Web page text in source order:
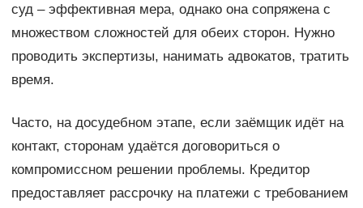
суд – эффективная мера, однако она сопряжена с
множеством сложностей для обеих сторон. Нужно
проводить экспертизы, нанимать адвокатов, тратить
время.
Часто, на досудебном этапе, если заёмщик идёт на
контакт, сторонам удаётся договориться о
компромиссном решении проблемы. Кредитор
предоставляет рассрочку на платежи с требованием